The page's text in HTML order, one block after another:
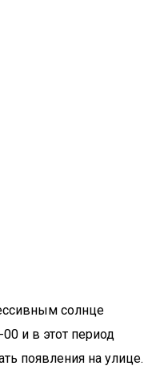
солнце
и в этот период
появления на улице.